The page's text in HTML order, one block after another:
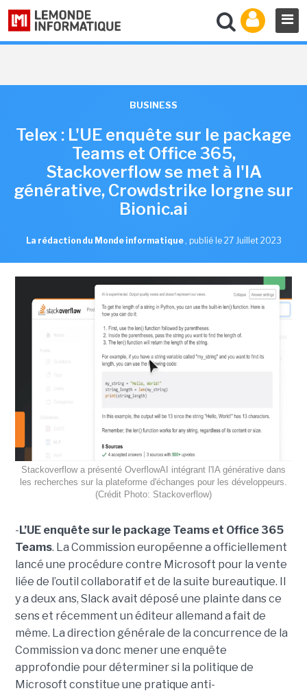
BUSINESS
Telex : L'UE enquête sur le package
Teams et Office 365,
Stackoverflow se met à l'IA
générative, Crowdstrike lorgne sur
Bionic.ai
La rédaction du Monde informatique , publié le 27 Juillet 2023
Stackoverflow a présenté OverflowAI intégrant l'IA générative dans
les recherches sur la plateforme d'échanges pour les développeurs.
(Crédit Photo: Stackoverflow)
- L’UE enquête sur le package Teams et Office 365
Teams. La Commission européenne a officiellement
lancé une procédure contre Microsoft pour la vente
liée de l’outil collaboratif et de la suite bureautique. Il
y a deux ans, Slack avait déposé une plainte dans ce
sens et récemment un éditeur allemand a fait de
même. La direction générale de la concurrence de la
Commission va donc mener une enquête
approfondie pour déterminer si la politique de
Microsoft constitue une pratique anti-